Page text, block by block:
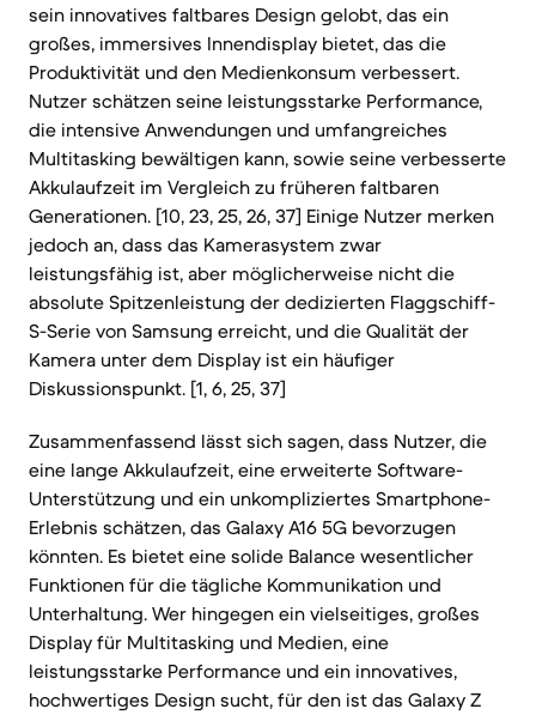
sein innovatives faltbares Design gelobt, das ein
großes, immersives Innendisplay bietet, das die
Produktivität und den Medienkonsum verbessert.
Nutzer schätzen seine leistungsstarke Performance,
die intensive Anwendungen und umfangreiches
Multitasking bewältigen kann, sowie seine verbesserte
Akkulaufzeit im Vergleich zu früheren faltbaren
Generationen. [10, 23, 25, 26, 37] Einige Nutzer merken
jedoch an, dass das Kamerasystem zwar
leistungsfähig ist, aber möglicherweise nicht die
absolute Spitzenleistung der dedizierten Flaggschiff-
S-Serie von Samsung erreicht, und die Qualität der
Kamera unter dem Display ist ein häufiger
Diskussionspunkt. [1, 6, 25, 37]
Zusammenfassend lässt sich sagen, dass Nutzer, die
eine lange Akkulaufzeit, eine erweiterte Software-
Unterstützung und ein unkompliziertes Smartphone-
Erlebnis schätzen, das Galaxy A16 5G bevorzugen
könnten. Es bietet eine solide Balance wesentlicher
Funktionen für die tägliche Kommunikation und
Unterhaltung. Wer hingegen ein vielseitiges, großes
Display für Multitasking und Medien, eine
leistungsstarke Performance und ein innovatives,
hochwertiges Design sucht, für den ist das Galaxy Z